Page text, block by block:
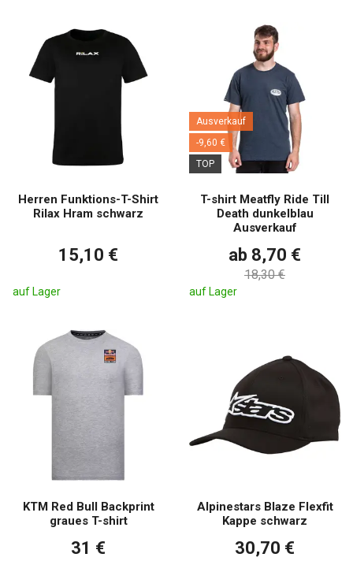
Herren Funktions-T-Shirt
Rilax Hram schwarz
15,10 €
auf Lager
Ausverkauf
-9,60 €
TOP
T-shirt Meatfly Ride Till
Death dunkelblau
Ausverkauf
ab 8,70 €
18,30 €
auf Lager
KTM Red Bull Backprint
graues T-shirt
31 €
Alpinestars Blaze Flexfit
Kappe schwarz
30,70 €